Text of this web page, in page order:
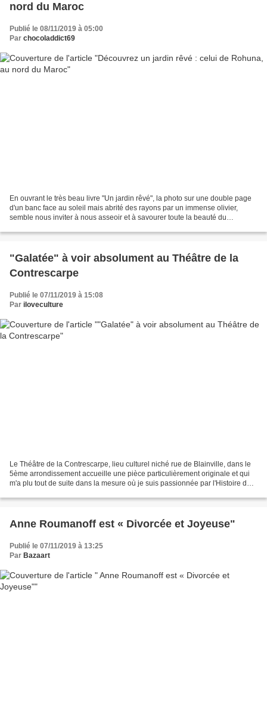
nord du Maroc
Publié le 08/11/2019 à 05:00
Par chocoladdict69
En ouvrant le très beau livre "Un jardin rêvé", la photo sur une double page
d'un banc face au soleil mais abrité des rayons par un immense olivier,
semble nous inviter à nous asseoir et à savourer toute la beauté du
"Galatée" à voir absolument au Théâtre de la
Contrescarpe
Publié le 07/11/2019 à 15:08
Par iloveculture
Le Théâtre de la Contrescarpe, lieu culturel niché rue de Blainville, dans le
5ème arrondissement accueille une pièce particulièrement originale et qui
m'a plu tout de suite dans la mesure où je suis passionnée par l'Histoire de
Anne Roumanoff est « Divorcée et Joyeuse"
Publié le 07/11/2019 à 13:25
Par Bazaart